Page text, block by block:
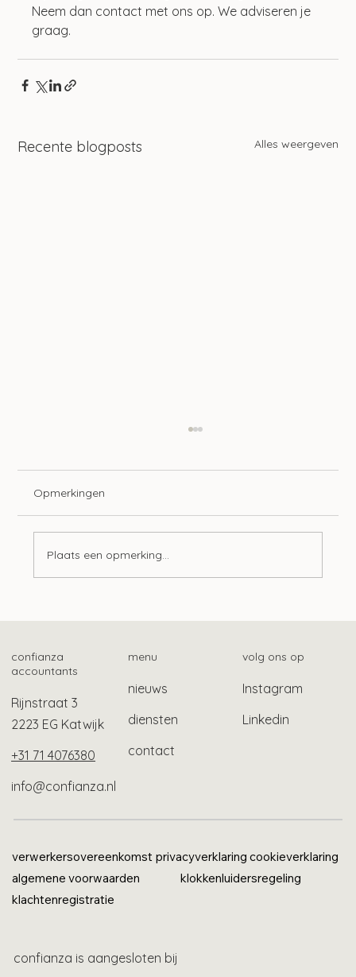
Neem dan contact met ons op. We adviseren je
graag.
Recente blogposts Alles weergeven
Opmerkingen
Plaats een opmerking...
confianza
accountants
Rijnstraat 3
2223 EG Katwijk
+31 71 4076380
info@confianza.nl
menu
nieuws
diensten
contact
volg ons op
Instagram
Linkedin
verwerkersovereenkomst privacyverklaring cookieverklaring
algemene voorwaarden
klokkenluidersregeling
klachtenregistratie
confianza is aangesloten bij